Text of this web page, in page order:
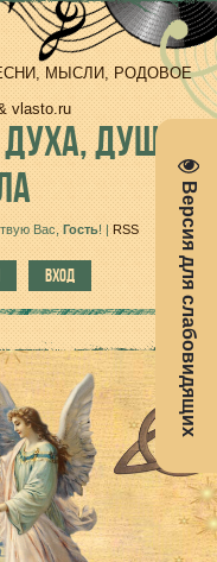
Версия для слабовидящих
МЫСЛИ, РОДОВОЕ
vlasto.ru
ДУШИ,
Вас, Гость! | RSS
ВХОД